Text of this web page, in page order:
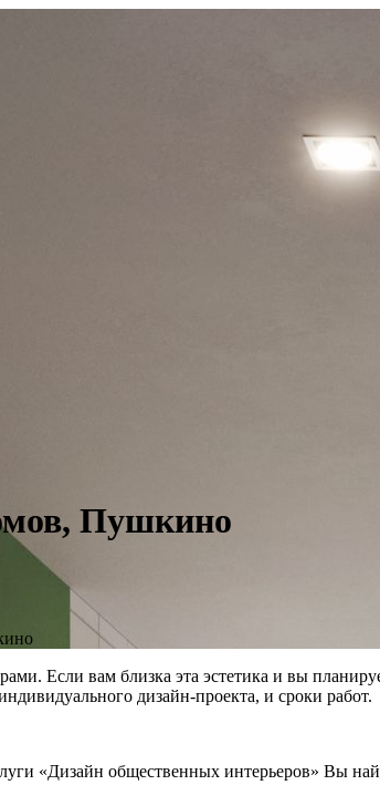
Пушкино
Если вам близка эта эстетика и вы
дизайн-проекта, и сроки работ.
«Дизайн общественных интерьеров» Вы